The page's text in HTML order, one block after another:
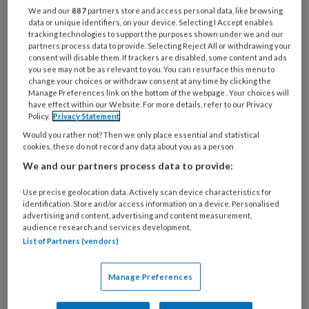
moedervlek ontstaat vaak pas in de kindertijd
of jonge volwassenheid en komt voor bij
verschillende huidtypes en rassen. In de
meeste gevallen is deze moedervlek
goedaardig, maar zeldzame subtypes, zoals de
cellulaire blue naevus, kunnen een risico op
kwaadaardige ontaarding hebben.
Hoe ontstaat een blauwe
moedervlek?
van melanine-producerende pigmentcellen
diep in de huid, wat zorgt voor de
We and our887 partners store and access personal data, like browsing
data or unique identifiers, on your device. Selecting I Accept enables
tracking technologies to support the purposes shown under we and our
partners process data to provide. Selecting Reject All or withdrawing your
consent will disable them. If trackers are disabled, some content and ads
you see may not be as relevant to you. You can resurface this menu to
change your choices or withdraw consent at any time by clicking the
Manage Preferences link on the bottom of the webpage . Your choices will
have effect within our Website. For more details, refer to our Privacy
Policy. Privacy Statement
Would you rather not? Then we only place essential and statistical
cookies, these do not record any data about you as a person
We and our partners process data to provide:
Use precise geolocation data. Actively scan device characteristics for
identification. Store and/or access information on a device. Personalised
advertising and content, advertising and content measurement,
audience research and services development.
List of Partners (vendors)
Manage Preferences